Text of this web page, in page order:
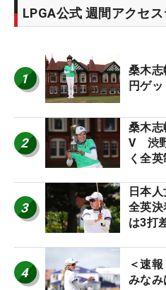
LPGA公式 週間アクセ
1
桑木
円ゲ
2
桑木
V 渋
く全
3
日本
全英
は3打
4
＜速
みなみ